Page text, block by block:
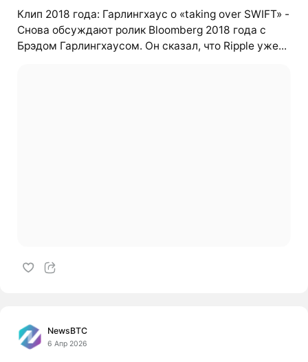
Клип 2018 года: Гарлингхаус о «taking over SWIFT» -
Снова обсуждают ролик Bloomberg 2018 года с
Брэдом Гарлингхаусом. Он сказал, что Ripple уже...
NewsBTC
6 Апр 2026